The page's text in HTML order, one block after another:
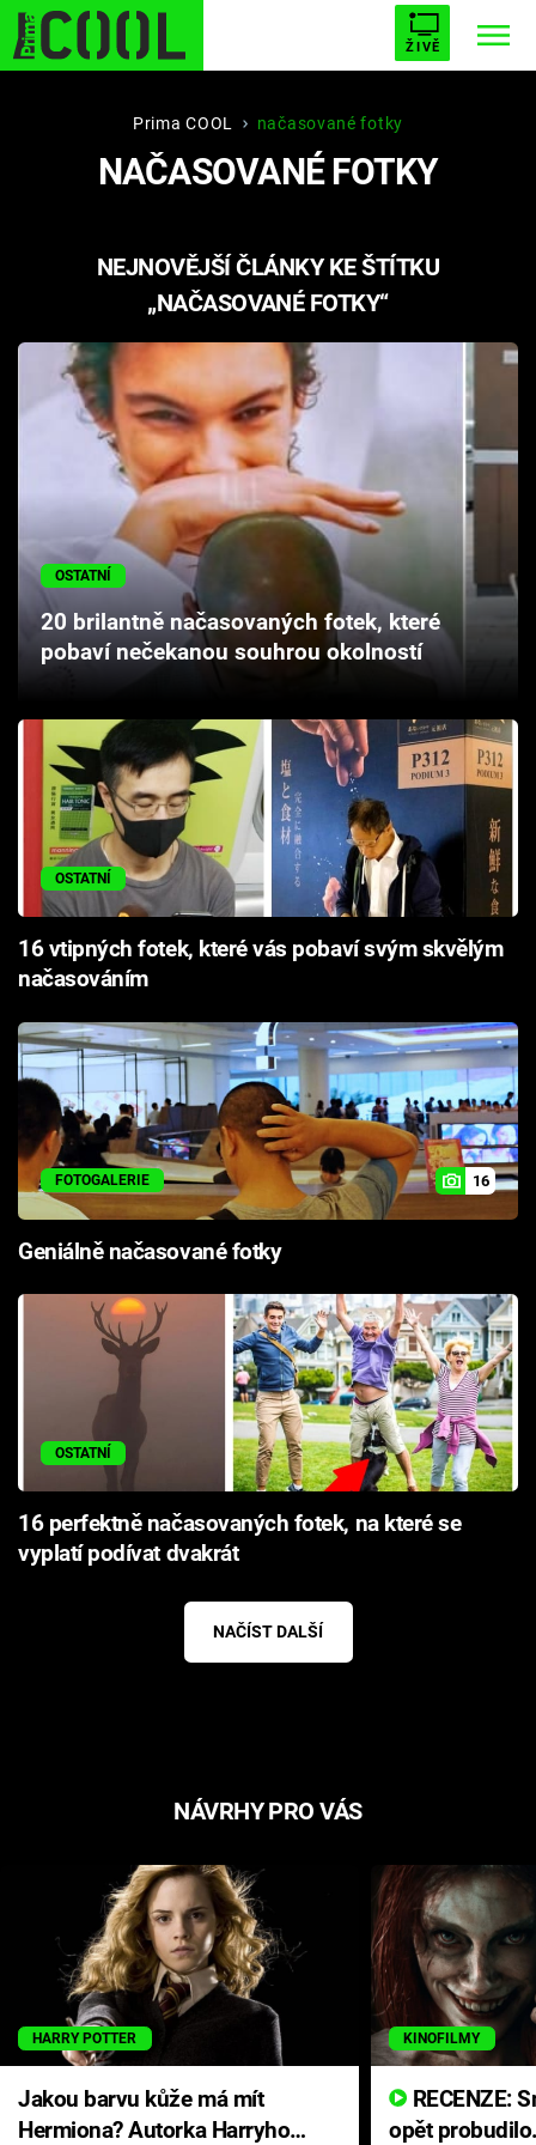
ŽIVĚ
STARHOUSE BUFFY, PŘEMOŽITELKA UPÍRŮ
PLNEJ KOTEL AVENGERS 5
Filmy
Seriály
Cool Esport
Pořady
TV Program
Sledujte prima+
Přihlášení
Sledujte nás
Prima COOL načasované fotky
NAČASOVANÉ FOTKY
NEJNOVĚJŠÍ ČLÁNKY KE ŠTÍTKU
„NAČASOVANÉ FOTKY“
OSTATNÍ
20 brilantně načasovaných fotek, které
pobaví nečekanou souhrou okolností
OSTATNÍ
16 vtipných fotek, které vás pobaví svým skvělým
načasováním
FOTOGALERIE 16
Geniálně načasované fotky
OSTATNÍ
16 perfektně načasovaných fotek, na které se
vyplatí podívat dvakrát
NAČÍST DALŠÍ
NÁVRHY PRO VÁS
HARRY POTTER
Jakou barvu kůže má mít
Hermiona? Autorka Harryho
KINOFILMY
opět